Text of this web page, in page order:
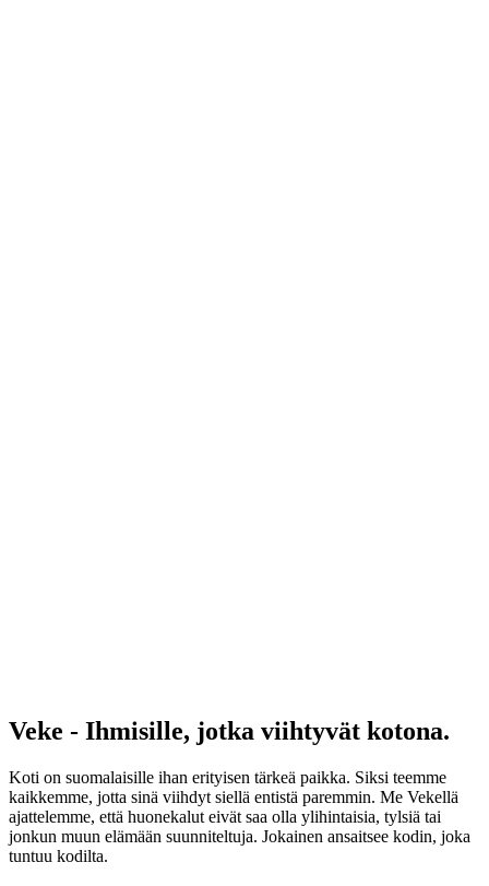
Veke - Ihmisille, jotka viihtyvät kotona.
Koti on suomalaisille ihan erityisen tärkeä paikka. Siksi teemme
kaikkemme, jotta sinä viihdyt siellä entistä paremmin. Me Vekellä
ajattelemme, että huonekalut eivät saa olla ylihintaisia, tylsiä tai
jonkun muun elämään suunniteltuja. Jokainen ansaitsee kodin, joka
tuntuu kodilta.